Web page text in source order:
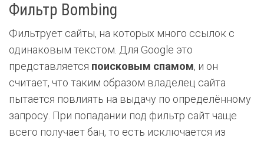
Фильтр Bombing
Фильтрует сайты, на которых много ссылок с
одинаковым текстом. Для Google это
представляется поисковым спамом, и он
считает, что таким образом владелец сайта
пытается повлиять на выдачу по определённому
запросу. При попадании под фильтр сайт чаще
всего получает бан, то есть исключается из